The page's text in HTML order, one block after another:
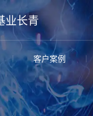
业长青
客户案例